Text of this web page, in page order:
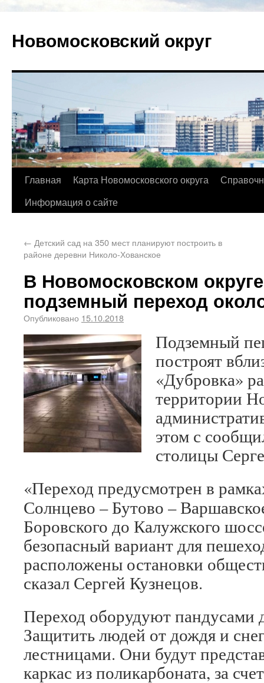
Новомосковский округ
Главная Карта Новомосковского округа
Информация о сайте
← Детский сад на 350 мест планируют построить в
районе деревни Николо-Хованское
В Новомосковском
подземный переход
Опубликовано 15.10.2018
Подземный
построят
«Дубровка»
территории
этом с
столицы
«Переход предусмотрен в
Солнцево – Бутово –
Боровского до Калужского
безопасный вариант для
расположены остановки
сказал Сергей Кузнецов.
Переход оборудуют пандусами
Защитить людей от дождя и
лестницами. Они будут
каркас из поликарбоната, за